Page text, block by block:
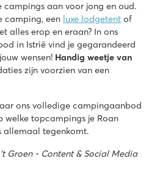
campings aan voor jong en oud.
camping, een luxe lodgetent of
alles erop en eraan? In ons
in Istrië vind je gegarandeerd
wensen! Handig weetje van
zijn voorzien van een
ons volledige campingaanbod
welke topcampings je Roan
allemaal tegenkomt.
Groen - Content & Social Media